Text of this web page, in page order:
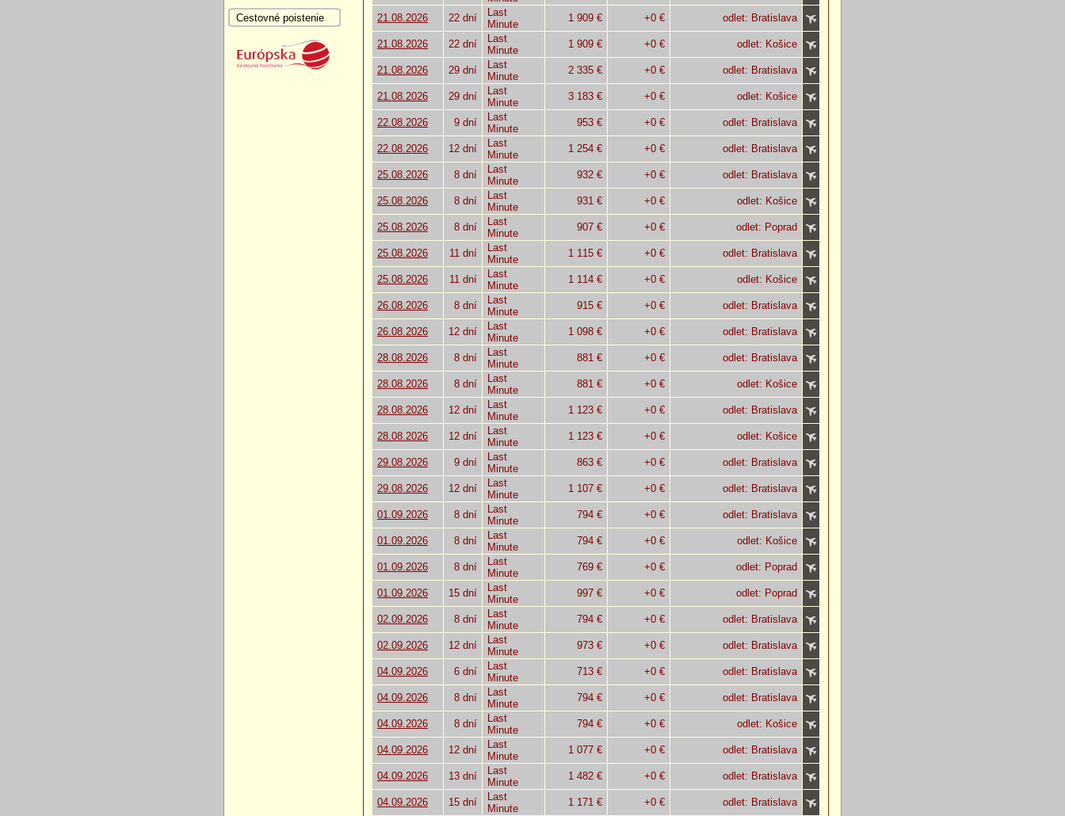
21.08.2026 22 dní
Last
Minute
1 909 € +0 € odlet: Bratislava
21.08.2026 22 dní
Last
Minute
1 909 € +0 € odlet: Košice
21.08.2026 29 dní
Last
Minute
2 335 € +0 € odlet: Bratislava
21.08.2026 29 dní
Last
Minute
3 183 € +0 € odlet: Košice
22.08.2026 9 dní
Last
Minute
953 € +0 € odlet: Bratislava
22.08.2026 12 dní
Last
Minute
1 254 € +0 € odlet: Bratislava
25.08.2026 8 dní
Last
Minute
932 € +0 € odlet: Bratislava
25.08.2026 8 dní
Last
Minute
931 € +0 € odlet: Košice
25.08.2026 8 dní
Last
Minute
907 € +0 € odlet: Poprad
25.08.2026 11 dní
Last
Minute
1 115 € +0 € odlet: Bratislava
25.08.2026 11 dní
Last
Minute
1 114 € +0 € odlet: Košice
26.08.2026 8 dní
Last
Minute
915 € +0 € odlet: Bratislava
26.08.2026 12 dní
Last
Minute
1 098 € +0 € odlet: Bratislava
28.08.2026 8 dní
Last
Minute
881 € +0 € odlet: Bratislava
28.08.2026 8 dní
Last
Minute
881 € +0 € odlet: Košice
28.08.2026 12 dní
Last
Minute
1 123 € +0 € odlet: Bratislava
28.08.2026 12 dní
Last
Minute
1 123 € +0 € odlet: Košice
29.08.2026 9 dní
Last
Minute
863 € +0 € odlet: Bratislava
29.08.2026 12 dní
Last
Minute
1 107 € +0 € odlet: Bratislava
01.09.2026 8 dní
Last
Minute
794 € +0 € odlet: Bratislava
01.09.2026 8 dní
Last
Minute
794 € +0 € odlet: Košice
01.09.2026 8 dní
Last
Minute
769 € +0 € odlet: Poprad
01.09.2026 15 dní
Last
Minute
997 € +0 € odlet: Poprad
02.09.2026 8 dní
Last
Minute
794 € +0 € odlet: Bratislava
02.09.2026 12 dní
Last
Minute
973 € +0 € odlet: Bratislava
04.09.2026 6 dní
Last
Minute
713 € +0 € odlet: Bratislava
04.09.2026 8 dní
Last
Minute
794 € +0 € odlet: Bratislava
04.09.2026 8 dní
Last
Minute
794 € +0 € odlet: Košice
04.09.2026 12 dní
Last
Minute
1 077 € +0 € odlet: Bratislava
04.09.2026 13 dní
Last
Minute
1 482 € +0 € odlet: Bratislava
04.09.2026 15 dní
Last
Minute
1 171 € +0 € odlet: Bratislava
Cestovné poistenie